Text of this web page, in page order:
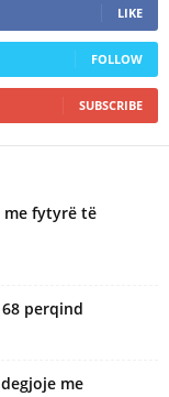
LIKE
FOLLOW
SUBSCRIBE
me fytyrë të
perqind
me